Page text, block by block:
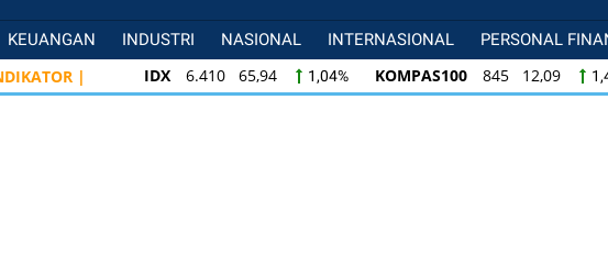
KEUANGAN INDUSTRI NASIONAL INTERNASIONAL PERSONAL
| IDX 6.410 65,94 1,04% KOMPAS100 845 12,09
KOMPAS100
845 12,09 1,45% LQ45 640 9,44